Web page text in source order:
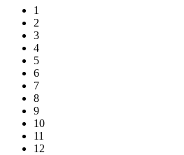
1
2
3
4
5
6
7
8
9
10
11
12